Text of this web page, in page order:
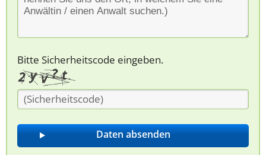
Bitte Sicherheitscode eingeben.